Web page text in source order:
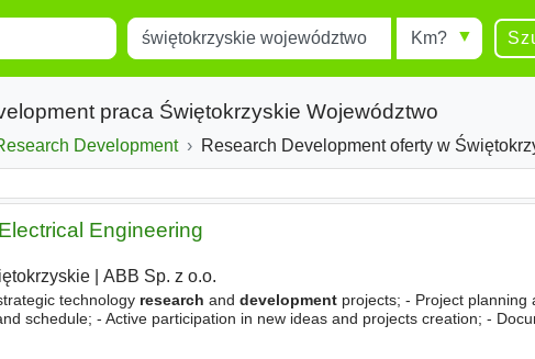
Miejscowość
results.
Radius
praca Świętokrzyskie Województwo
Development Research Development oferty w Świętokrzyskie
Engineering
| ABB Sp. z o.o.
technology research and developmentprojects; - Project planning
schedule; - Active participation in new ideas and projects creation; -